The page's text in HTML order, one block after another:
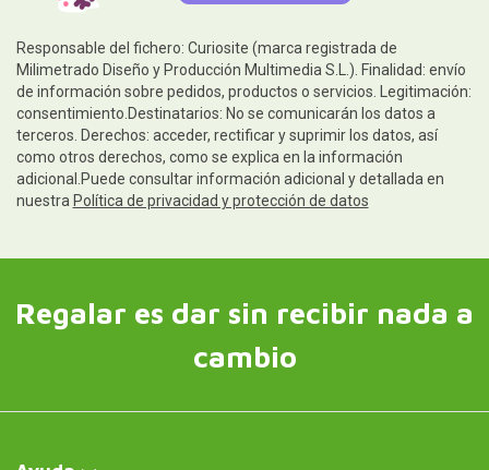
Responsable del fichero: Curiosite (marca registrada de
Milimetrado Diseño y Producción Multimedia S.L.). Finalidad: envío
de información sobre pedidos, productos o servicios. Legitimación:
consentimiento.Destinatarios: No se comunicarán los datos a
terceros. Derechos: acceder, rectificar y suprimir los datos, así
como otros derechos, como se explica en la información
adicional.Puede consultar información adicional y detallada en
nuestra Política de privacidad y protección de datos
Regalar es dar sin recibir nada a
cambio